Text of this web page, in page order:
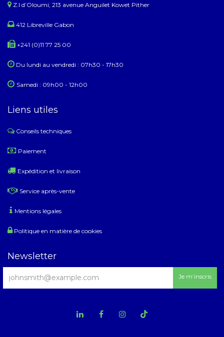
Z.I d’Oloumi, 213 avenue Anguilet Kowet Pither​
412 Libreville Gabon
+241 (0)11 77 25 00
Du lundi au ​​vendredi : 07h30 - 17h30
Samedi : 09h00 - 12h00
Liens utiles
Conseils techniques
​ Paiement
Expédition et livraison
Service après-vente
Mentions légales
Politique en matière de cookies
Newsletter
Je m’inscris